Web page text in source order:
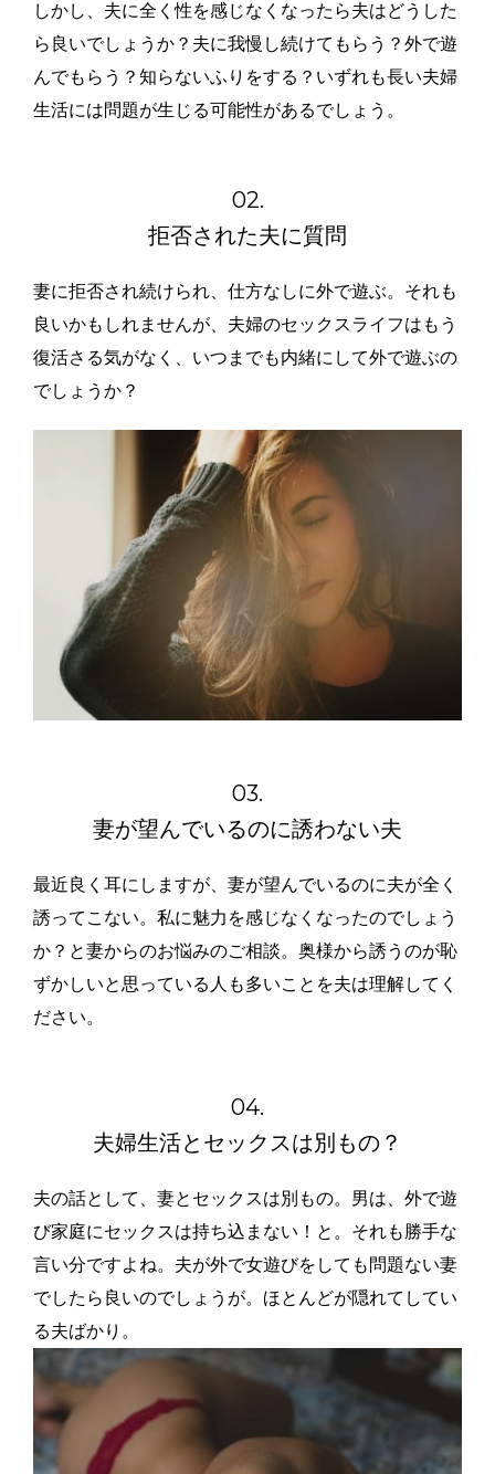
しかし、夫に全く性を感じなくなったら夫はどうした
ら良いでしょうか？夫に我慢し続けてもらう？外で遊
んでもらう？知らないふりをする？いずれも長い夫婦
生活には問題が生じる可能性があるでしょう。
02.
拒否された夫に質問
妻に拒否され続けられ、仕方なしに外で遊ぶ。それも
良いかもしれませんが、夫婦のセックスライフはもう
復活さる気がなく、いつまでも内緒にして外で遊ぶの
でしょうか？
03.
妻が望んでいるのに誘わない夫
最近良く耳にしますが、妻が望んでいるのに夫が全く
誘ってこない。私に魅力を感じなくなったのでしょう
か？と妻からのお悩みのご相談。奥様から誘うのが恥
ずかしいと思っている人も多いことを夫は理解してく
ださい。
04.
夫婦生活とセックスは別もの？
夫の話として、妻とセックスは別もの。男は、外で遊
び家庭にセックスは持ち込まない！と。それも勝手な
言い分ですよね。夫が外で女遊びをしても問題ない妻
でしたら良いのでしょうが。ほとんどが隠れてしてい
る夫ばかり。